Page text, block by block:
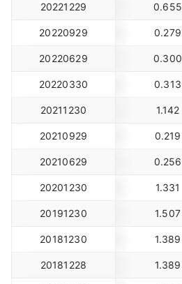
20221229 0.655
20220929 0.279
20220629 0.300
20220330 0.313
20211230 1.142
20210929 0.219
20210629 0.256
20201230 1.331
20191230 1.507
20181230 1.389
20181228 1.389